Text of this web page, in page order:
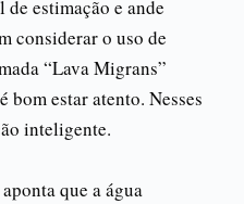
estimação e ande
considerar o uso de
“Lava Migrans”
bom estar atento. Nesses
inteligente.
que a água